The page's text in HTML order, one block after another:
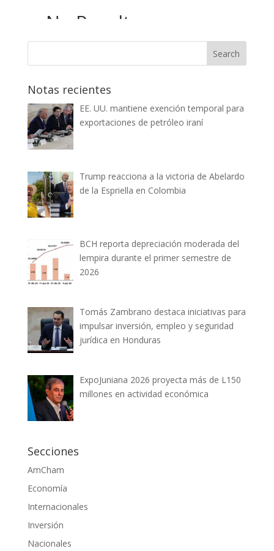
Notas recientes
EE. UU. mantiene exención temporal para
exportaciones de petróleo iraní
Trump reacciona a la victoria de Abelardo
de la Espriella en Colombia
BCH reporta depreciación moderada del
lempira durante el primer semestre de
2026
Tomás Zambrano destaca iniciativas para
impulsar inversión, empleo y seguridad
jurídica en Honduras
ExpoJuniana 2026 proyecta más de L150
millones en actividad económica
Secciones
AmCham
Economía
Internacionales
Inversión
Nacionales